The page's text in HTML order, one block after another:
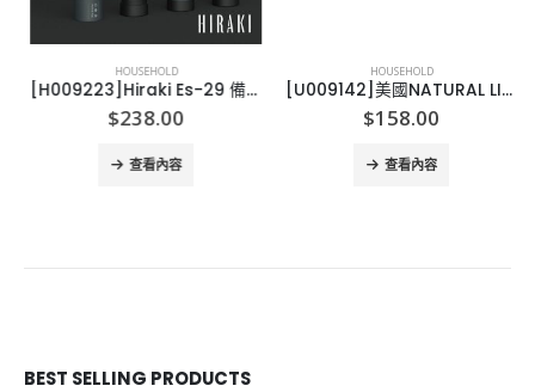
HOUSEHOLD
[H009223]Hiraki Es-29 備有29款螺絲批嘴
$238.00
查看內容
HOUSEHOLD
[U009142]美國NATURAL LIFE 竹砧板套裝-10PCS
$158.00
查看內容
BEST SELLING PRODUCTS